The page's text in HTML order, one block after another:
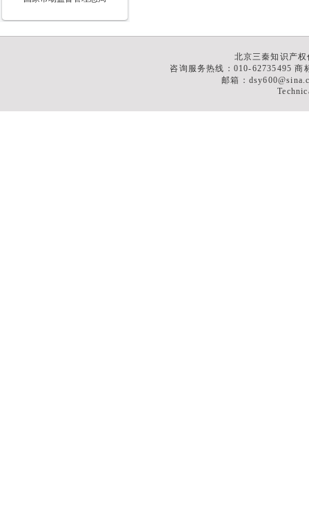
北京三秦知识产
咨询服务热线：010-62735495 商
邮箱：